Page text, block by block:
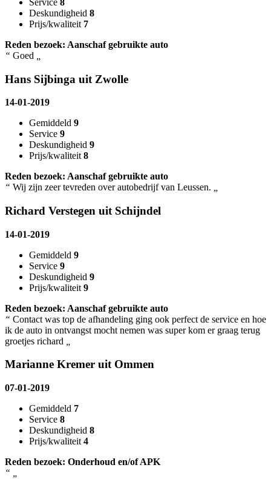
Deskundigheid 8
Prijs/kwaliteit 7
Reden bezoek: Aanschaf gebruikte auto
“ Goed
Hans Sijbinga uit Zwolle
14-01-2019
Gemiddeld 9
Service 9
Deskundigheid 9
Prijs/kwaliteit 8
Reden bezoek: Aanschaf gebruikte auto
“ Wij zijn zeer tevreden over autobedrijf van Leussen.
Richard Verstegen uit Schijndel
14-01-2019
Gemiddeld 9
Service 9
Deskundigheid 9
Prijs/kwaliteit 9
Reden bezoek: Aanschaf gebruikte auto
“ Contact was top de afhandeling ging ook perfect de service en hoe
ik de auto in ontvangst mocht nemen was super kom er graag terug
groetjes richard
Marianne Kremer uit Ommen
07-01-2019
Gemiddeld 7
Service 8
Deskundigheid 8
Prijs/kwaliteit 4
Reden bezoek: Onderhoud en/of APK
“